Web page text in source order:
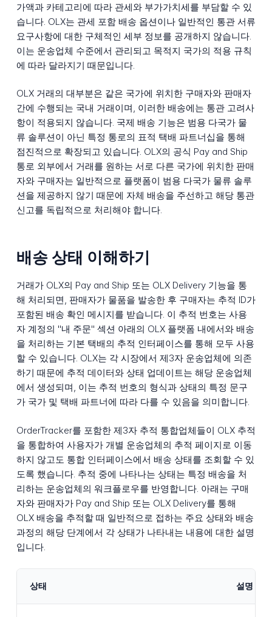
가액과 카테고리에 따라 관세와 부가가치세를 부담할 수 있
습니다. OLX는 관세 포함 배송 옵션이나 일반적인 통관 서류
요구사항에 대한 구체적인 세부 정보를 공개하지 않습니다.
이는 운송업체 수준에서 관리되고 목적지 국가의 적용 규칙
에 따라 달라지기 때문입니다.
OLX 거래의 대부분은 같은 국가에 위치한 구매자와 판매자
간에 수행되는 국내 거래이며, 이러한 배송에는 통관 고려사
항이 적용되지 않습니다. 국제 배송 기능은 범용 다국가 물
류 솔루션이 아닌 특정 통로의 표적 택배 파트너십을 통해
점진적으로 확장되고 있습니다. OLX의 공식 Pay and Ship
통로 외부에서 거래를 원하는 서로 다른 국가에 위치한 판매
자와 구매자는 일반적으로 플랫폼이 범용 다국가 물류 솔루
션을 제공하지 않기 때문에 자체 배송을 주선하고 해당 통관
신고를 독립적으로 처리해야 합니다.
배송 상태 이해하기
거래가 OLX의 Pay and Ship 또는 OLX Delivery 기능을 통
해 처리되면, 판매자가 물품을 발송한 후 구매자는 추적 ID가
포함된 배송 확인 메시지를 받습니다. 이 추적 번호는 사용
자 계정의 "내 주문" 섹션 아래의 OLX 플랫폼 내에서와 배송
을 처리하는 기본 택배의 추적 인터페이스를 통해 모두 사용
할 수 있습니다. OLX는 각 시장에서 제3자 운송업체에 의존
하기 때문에 추적 데이터와 상태 업데이트는 해당 운송업체
에서 생성되며, 이는 추적 번호의 형식과 상태의 특정 문구
가 국가 및 택배 파트너에 따라 다를 수 있음을 의미합니다.
OrderTracker를 포함한 제3자 추적 통합업체들이 OLX 추적
을 통합하여 사용자가 개별 운송업체의 추적 페이지로 이동
하지 않고도 통합 인터페이스에서 배송 상태를 조회할 수 있
도록 했습니다. 추적 중에 나타나는 상태는 특정 배송을 처
리하는 운송업체의 워크플로우를 반영합니다. 아래는 구매
자와 판매자가 Pay and Ship 또는 OLX Delivery를 통해
OLX 배송을 추적할 때 일반적으로 접하는 주요 상태와 배송
과정의 해당 단계에서 각 상태가 나타내는 내용에 대한 설명
입니다.
상태 설명